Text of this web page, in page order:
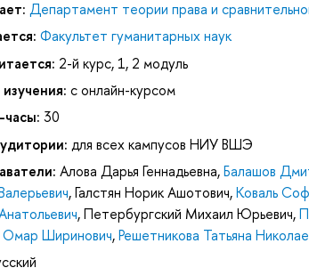
Департамент теории права и
Факультет гуманитарных наук
2-й курс, 1, 2 модуль
с онлайн-курсом
30
для всех кампусов НИУ ВШЭ
Алова Дарья Геннадьевна,Балашов
,Галстян Норик Ашотович,Коваль
,Петербургский Михаил Юрьевич,
Омар Ширинович,Решетникова Татьяна